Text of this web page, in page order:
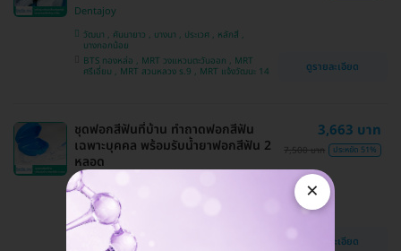
Dentajoy
วัฒนา , คันนายาว , บางนา , ประเวศ , หลักสี่ ,
บางกอกน้อย
BTS ทองหล่อ , MRT วงแหวนตะวันออก , MRT
ศรีเอี่ยม , MRT สวนหลวง ร.9 , MRT แจ้งวัฒนะ 14 ดูรายละเอียด
ชุดฟอกสีฟันที่บ้าน ทำถาดฟอกสีฟัน
เฉพาะบุคคล พร้อมรับน้ำยาฟอกสีฟัน 2
หลอด
Dentajoy
คันนายาว , วัฒนา , บางนา , หลักสี่ , บางกอกน้อย ,
ประเวศ
MRT วงแหวนตะวันออก , BTS ทองหล่อ , MRT
3,663 บาท
7,500 บาท ประหยัด 51%
ดูรายละเอียด
×